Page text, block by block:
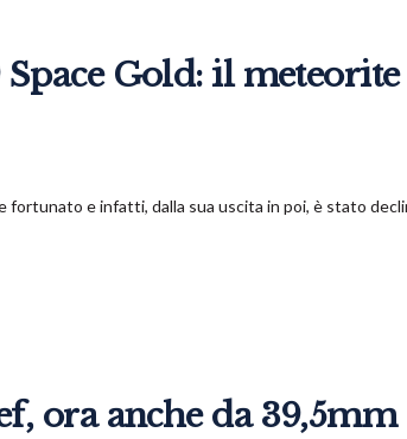
Space Gold: il
fortunato e infatti, dalla sua uscita in poi, è stato
ora anche da 39,5mm